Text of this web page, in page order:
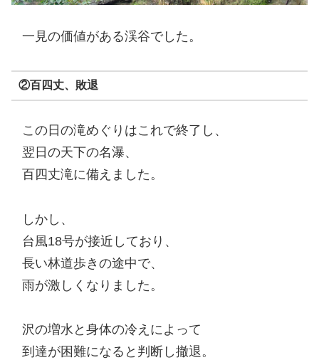
一見の価値がある渓谷でした。
②百四丈、敗退
この日の滝めぐりはこれで終了し、
翌日の天下の名瀑、
百四丈滝に備えました。
しかし、
台風18号が接近しており、
長い林道歩きの途中で、
雨が激しくなりました。
沢の増水と身体の冷えによって
到達が困難になると判断し撤退。